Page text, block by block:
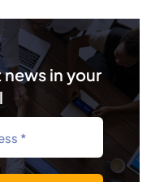
in your